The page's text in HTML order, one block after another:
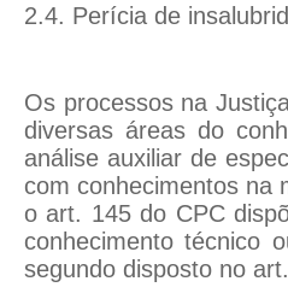
2.4. Perícia de
Os processos na
diversas áreas do
análise auxiliar de
com conhecimentos na
o art. 145 do CPC
conhecimento técnico
segundo disposto no